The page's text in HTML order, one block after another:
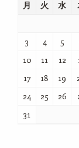
月
火 水
3
4 5
10
11 12
17
18 19
24
25 26
31